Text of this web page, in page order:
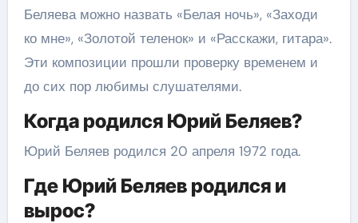
Беляева можно назвать «Белая ночь», «Заходи
ко мне», «Золотой теленок» и «Расскажи, гитара».
Эти композиции прошли проверку временем и
до сих пор любимы слушателями.
Когда родился Юрий Беляев?
Юрий Беляев родился 20 апреля 1972 года.
Где Юрий Беляев родился и
вырос?